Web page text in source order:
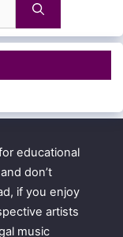
educational
don’t
if you enjoy
artists
music